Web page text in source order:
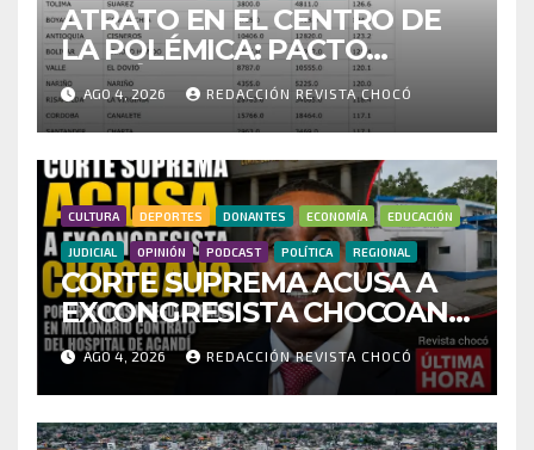
ATRATO EN EL CENTRO DE
LA POLÉMICA: PACTO
HISTÓRICO CUESTIONA
CENSO ELECTORAL Y PIDE
INVESTIGAR PRESUNTO
FRAUDE
AGO 4, 2026 REDACCIÓN REVISTA CHOCÓ
CULTURA DEPORTES DONANTES ECONOMÍA EDUCACIÓN
JUDICIAL OPINIÓN PODCAST POLÍTICA REGIONAL
CORTE SUPREMA ACUSA A
EXCONGRESISTA CHOCOANO
POR PRESUNTAS
IRREGULARIDADES EN
MILLONARIO CONTRATO
DEL HOSPITAL DE ACANDÍ
AGO 4, 2026 REDACCIÓN REVISTA CHOCÓ